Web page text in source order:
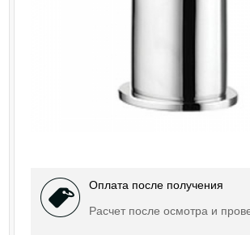
Оплата после получения
Расчет после осмотра и